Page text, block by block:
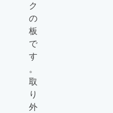
ク
の
板
で
す
。
取
り
外